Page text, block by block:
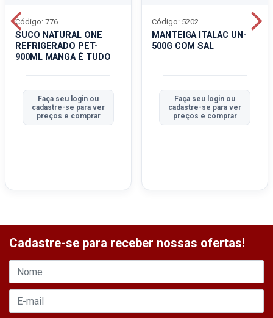
SUCO NATURAL ONE
REFRIGERADO PET-
900ML MANGA É TUDO
Código: 776
Faça seu login ou
cadastre-se para ver
preços e comprar
MANTEIGA ITALAC UN-
500G COM SAL
Código: 5202
Faça seu login ou
cadastre-se para ver
preços e comprar
Cadastre-se para receber nossas ofertas!